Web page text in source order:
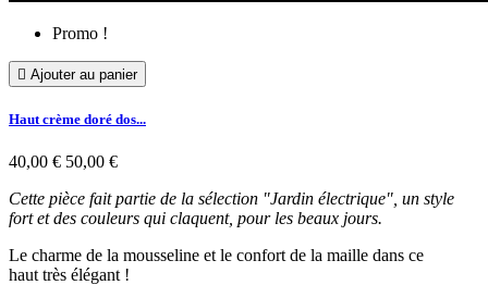
Promo !
 Ajouter au panier
Haut crème doré dos...
40,00 € 50,00 €
Cette pièce fait partie de la sélection "Jardin électrique", un style
fort et des couleurs qui claquent, pour les beaux jours.
Le charme de la mousseline et le confort de la maille dans ce
haut très élégant !